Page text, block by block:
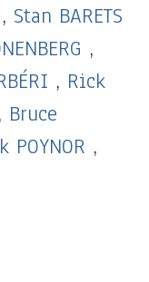
, Stan BARETS
,
, Rick
, Bruce
POYNOR ,